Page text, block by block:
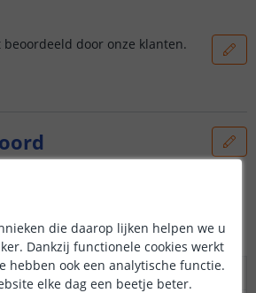
door onze klanten.
over dit product.
Enkele kleur led strips
die daarop lijken helpen we u
Dankzij functionele cookies werkt
hebben ook een analytische functie.
elke dag een beetje beter.